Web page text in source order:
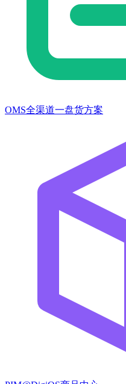
OMS全渠道一盘货方案